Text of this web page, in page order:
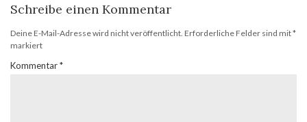
Schreibe einen Kommentar
Deine E-Mail-Adresse wird nicht veröffentlicht. Erforderliche Felder sind mit*
markiert
Kommentar*